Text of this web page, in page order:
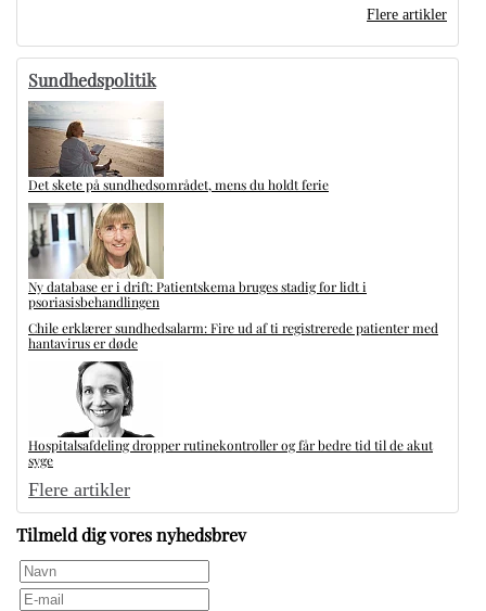
Flere artikler
Sundhedspolitik
Det skete på sundhedsområdet, mens du holdt ferie
Ny database er i drift: Patientskema bruges stadig for lidt i
psoriasisbehandlingen
Chile erklærer sundhedsalarm: Fire ud af ti registrerede patienter med
hantavirus er døde
Hospitalsafdeling dropper rutinekontroller og får bedre tid til de akut
syge
Flere artikler
Tilmeld dig vores nyhedsbrev